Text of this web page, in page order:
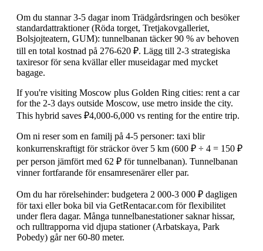
Om du stannar 3-5 dagar inom Trädgårdsringen och besöker
standardattraktioner (Röda torget, Tretjakovgalleriet,
Bolsjojteatern, GUM): tunnelbanan täcker 90 % av behoven
till en total kostnad på 276-620 ₽. Lägg till 2-3 strategiska
taxiresor för sena kvällar eller museidagar med mycket
bagage.
If you're visiting Moscow plus Golden Ring cities: rent a car
for the 2-3 days outside Moscow, use metro inside the city.
This hybrid saves ₽4,000-6,000 vs renting for the entire trip.
Om ni reser som en familj på 4-5 personer: taxi blir
konkurrenskraftigt för sträckor över 5 km (600 ₽ ÷ 4 = 150 ₽
per person jämfört med 62 ₽ för tunnelbanan). Tunnelbanan
vinner fortfarande för ensamresenärer eller par.
Om du har rörelsehinder: budgetera 2 000-3 000 ₽ dagligen
för taxi eller boka bil via GetRentacar.com för flexibilitet
under flera dagar. Många tunnelbanestationer saknar hissar,
och rulltrapporna vid djupa stationer (Arbatskaya, Park
Pobedy) går ner 60-80 meter.